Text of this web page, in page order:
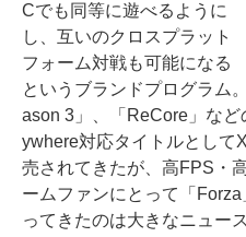
Cでも同等に遊べるように
し、互いのクロスプラット
フォーム対戦も可能になる
というブランドプログラム
ason 3」、「ReCore」な
ywhere対応タイトルとして
売されてきたが、高FPS・
ームファンにとって「
ってきたのは大きなニュース